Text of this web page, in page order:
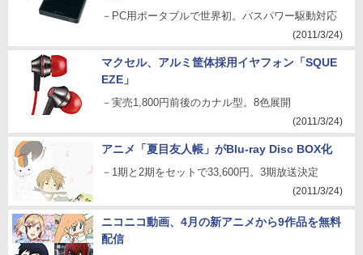
－PC用ポータブルで世界初。バスパワー駆動対応
(2011/3/24)
マクセル、アルミ筐体採用イヤフォン「SQUE
EZE」
－実売1,800円前後のカナル型。8色展開
(2011/3/24)
アニメ「夏目友人帳」がBlu-ray Disc BOX化
－1期と2期をセットで33,600円。3期放送決定
(2011/3/24)
ニコニコ動画、4月の新アニメから9作品を無料
配信